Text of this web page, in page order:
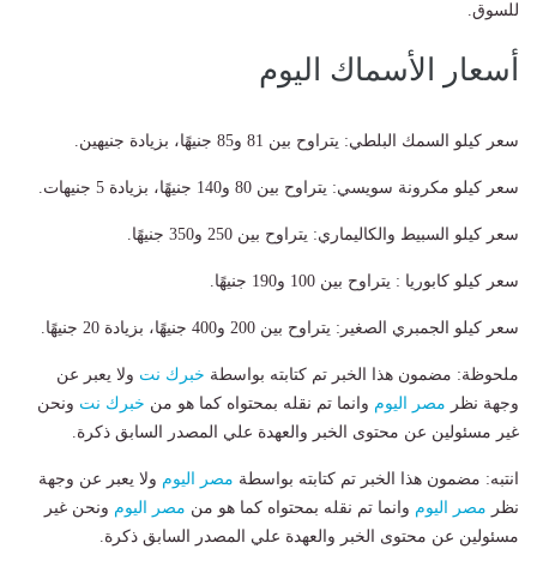
للسوق.
أسعار الأسماك اليوم
سعر كيلو السمك البلطي: يتراوح بين 81 و85 جنيهًا، بزيادة جنيهين.
سعر كيلو مكرونة سويسي: يتراوح بين 80 و140 جنيهًا، بزيادة 5 جنيهات.
سعر كيلو السبيط والكاليماري: يتراوح بين 250 و350 جنيهًا.
سعر كيلو كابوريا : يتراوح بين 100 و190 جنيهًا.
سعر كيلو الجمبري الصغير: يتراوح بين 200 و400 جنيهًا، بزيادة 20 جنيهًا.
ملحوظة: مضمون هذا الخبر تم كتابته بواسطة خبرك نت ولا يعبر عن
وجهة نظر مصر اليوم وانما تم نقله بمحتواه كما هو من خبرك نت ونحن
غير مسئولين عن محتوى الخبر والعهدة علي المصدر السابق ذكرة.
انتبه: مضمون هذا الخبر تم كتابته بواسطة مصر اليوم ولا يعبر عن وجهة
نظر مصر اليوم وانما تم نقله بمحتواه كما هو من مصر اليوم ونحن غير
مسئولين عن محتوى الخبر والعهدة علي المصدر السابق ذكرة.